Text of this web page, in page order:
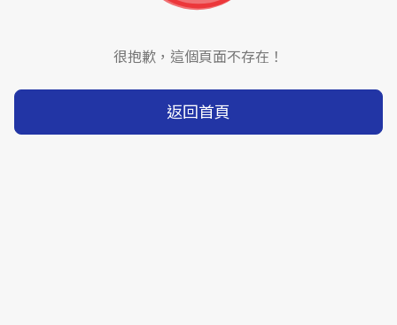
很抱歉，這個頁面不存在！
返回首頁